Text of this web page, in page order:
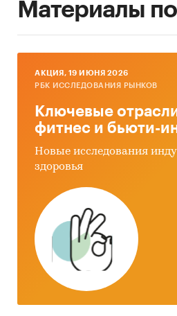
Материалы
AКЦИЯ, 19 ИЮНЯ 2026
РБК ИССЛЕДОВАНИЯ РЫНКОВ
Ключевые
фитнес и бьюти-
Новые исследования
здоровья